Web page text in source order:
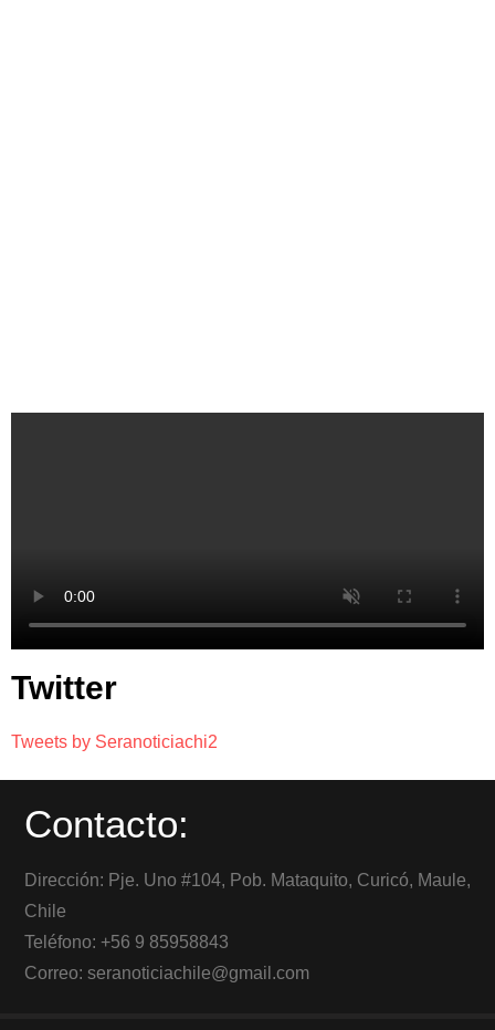
Twitter
Tweets by Seranoticiachi2
Contacto:
Dirección: Pje. Uno #104, Pob. Mataquito, Curicó, Maule,
Chile
Teléfono: +56 9 85958843
Correo: seranoticiachile@gmail.com